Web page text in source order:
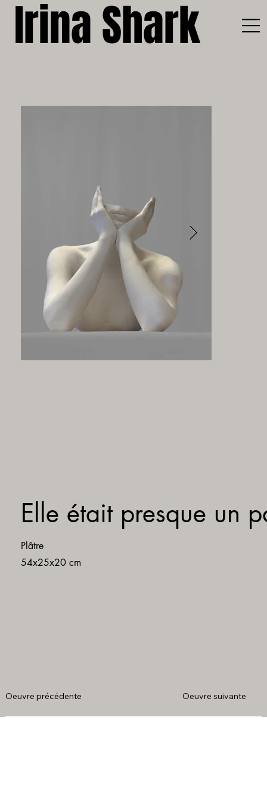
Irina Shark
Elle était presque un
Plâtre
54x25x20 cm
Oeuvre précédente Oeuvre suivante